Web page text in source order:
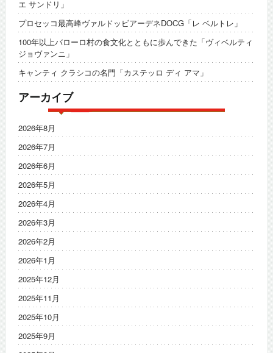
エ サンドリ」
プロセッコ最高峰ヴァルドッビアーデネDOCG「レ ベルトレ」
100年以上バローロ村の食文化とともに歩んできた「ヴィベルティ
ジョヴァンニ」
キャンティ クラシコの名門「カステッロ ディ アマ」
アーカイブ
2026年8月
2026年7月
2026年6月
2026年5月
2026年4月
2026年3月
2026年2月
2026年1月
2025年12月
2025年11月
2025年10月
2025年9月